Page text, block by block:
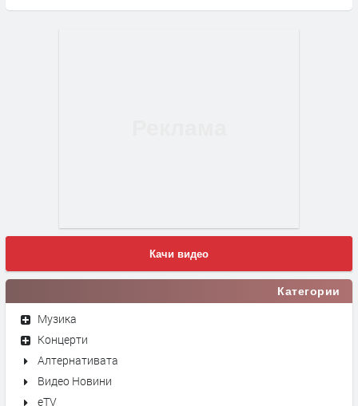
Качи видео
Категории
Музика
Концерти
Алтернативата
Видео Новини
eTV